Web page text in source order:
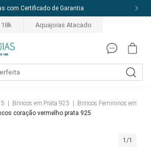
com Certificado de Garantia
Aquajoias Atacado
Brincos em Prata 925
Brincos Femininos em
coração vermelho prata 925
1/1